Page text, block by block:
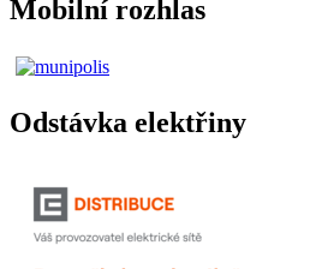
Mobilní rozhlas
Odstávka elektřiny